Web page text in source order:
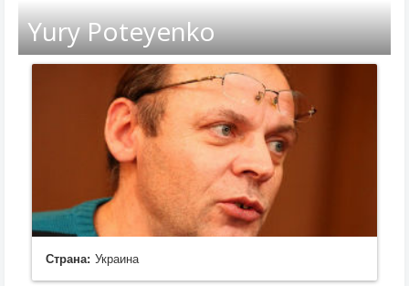
Yury Poteyenko
Страна: Украина